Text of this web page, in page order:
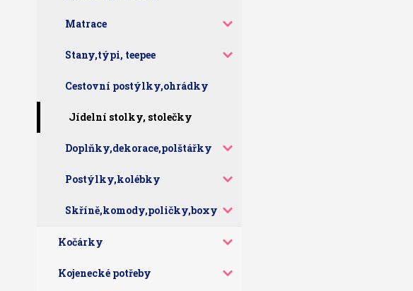
Matrace
Stany,týpi, teepee
Cestovní postýlky,ohrádky
Jídelní stolky, stolečky
Doplňky,dekorace,polštářky
Postýlky,kolébky
Skříně,komody,poličky,boxy
Kočárky
Kojenecké potřeby